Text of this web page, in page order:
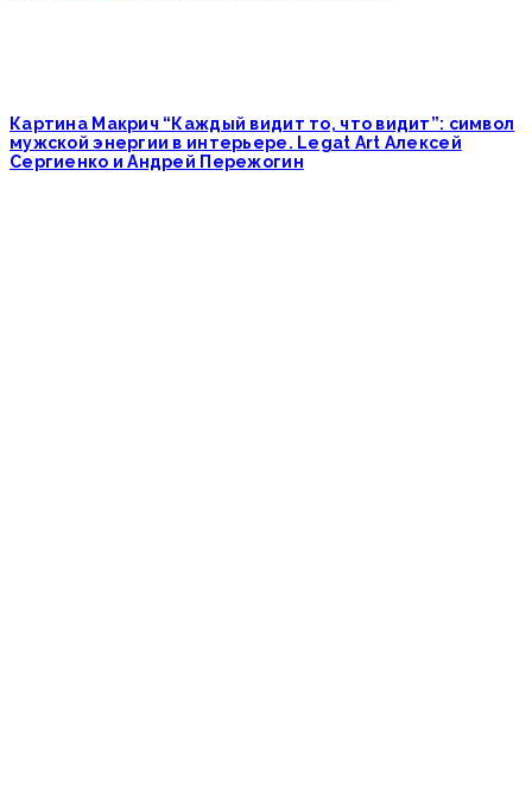
Картина Макрич “Каждый видит то, что видит”: символ
мужской энергии в интерьере. Legat Art Алексей
Сергиенко и Андрей Пережогин